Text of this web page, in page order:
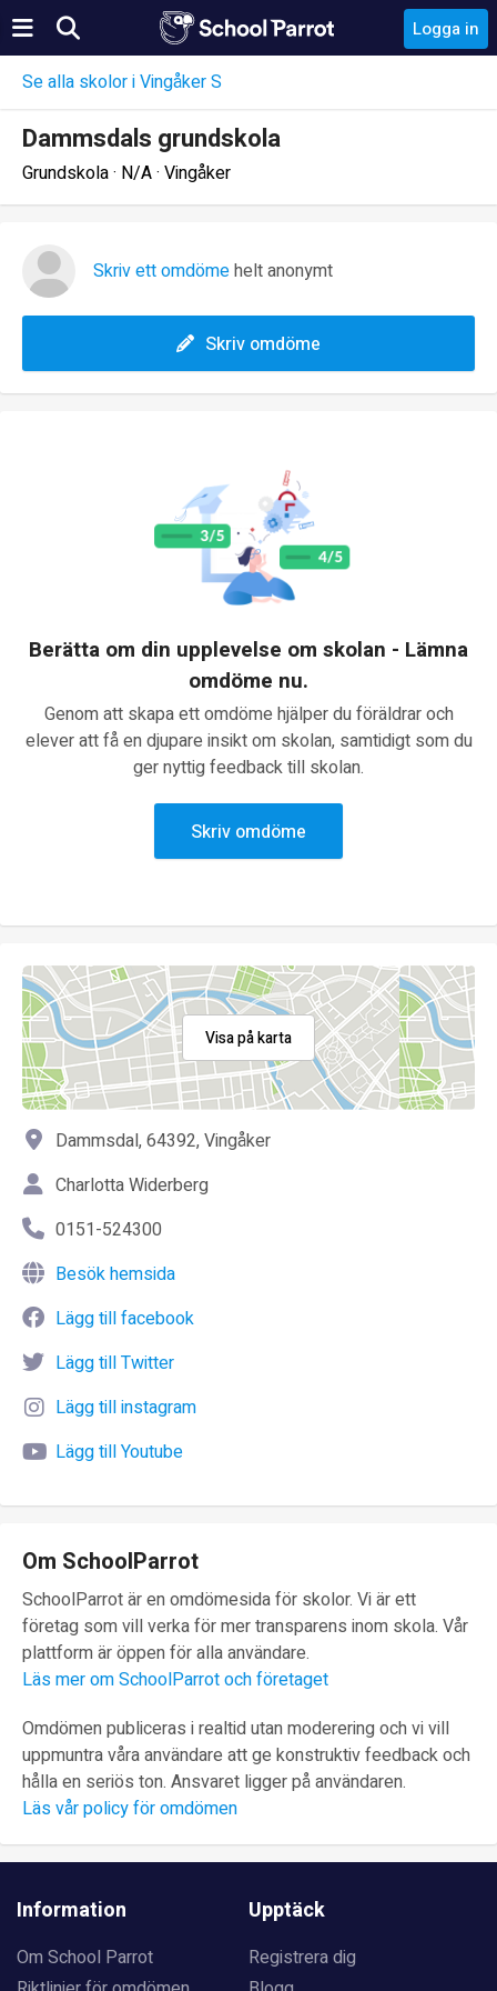
Logga in
Se alla skolor i Vingåker S
Dammsdals grundskola
Grundskola · N/A · Vingåker
Skriv ett omdömehelt anonymt
Skriv omdöme
Berätta om din upplevelse om skolan - Lämna
omdöme nu.
Genom att skapa ett omdöme hjälper du föräldrar och
elever att få en djupare insikt om skolan, samtidigt som du
ger nyttig feedback till skolan.
Skriv omdöme
Visa på karta
Dammsdal, 64392, Vingåker
Charlotta Widerberg
0151-524300
Besök hemsida
Lägg till facebook
Lägg till Twitter
Lägg till instagram
Lägg till Youtube
Om SchoolParrot
SchoolParrot är en omdömesida för skolor. Vi är ett
företag som vill verka för mer transparens inom skola. Vår
plattform är öppen för alla användare.
Läs mer om SchoolParrot och företaget
Omdömen publiceras i realtid utan moderering och vi vill
uppmuntra våra användare att ge konstruktiv feedback och
hålla en seriös ton. Ansvaret ligger på användaren.
Läs vår policy för omdömen
Information
Om School Parrot
Upptäck
Registrera dig